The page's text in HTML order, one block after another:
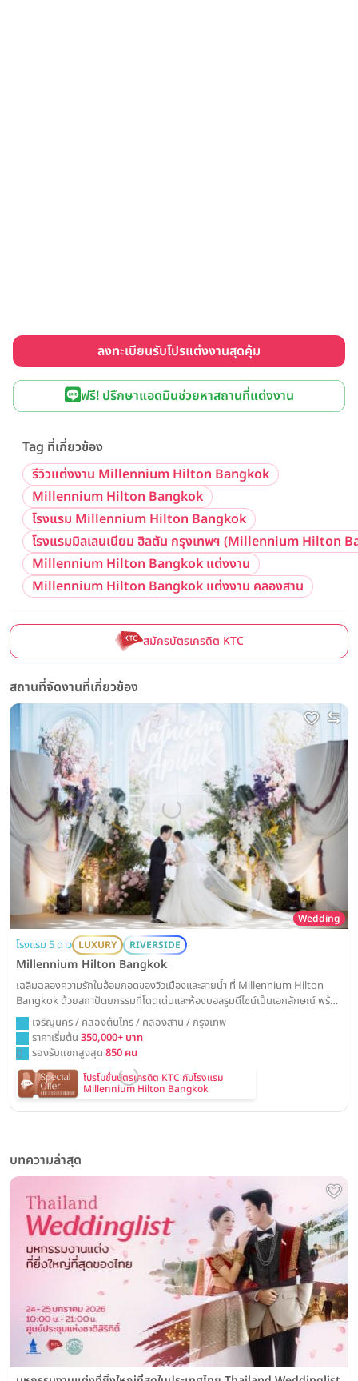
ลงทะเบียนรับโปรแต่งงานสุดคุ้ม
ฟรี! ปรึกษาแอดมินช่วยหาสถานที่แต่งงาน
Tag ที่เกี่ยวข้อง
รีวิวแต่งงาน Millennium Hilton Bangkok
Millennium Hilton Bangkok
โรงแรม Millennium Hilton Bangkok
โรงแรมมิลเลนเนียม ฮิลตัน กรุงเทพฯ (Millennium Hilton
Millennium Hilton Bangkok แต่งงาน
Millennium Hilton Bangkok แต่งงาน คลองสาน
สมัครบัตรเครดิต KTC
สถานที่จัดงานที่เกี่ยวข้อง
Wedding
โรงแรม 5 ดาว LUXURY RIVERSIDE
Millennium Hilton Bangkok
เฉลิมฉลองความรักในอ้อมกอดของวิวเมืองและสายน้ำ ที่ Millennium Hilton
Bangkok ด้วยสถาปัตยกรรมที่โดดเด่นและห้องบอลรูมดีไซน์เป็นเอกลักษณ์ พร้อม
มอบประสบการณ์งานวิวาห์ที่น่าตื่นตาตื่นใจและไม่มีใครเหมือน
เจริญนคร / คลองต้นไทร / คลองสาน / กรุงเทพ
ราคาเริ่มต้น 350,000+ บาท
รองรับแขกสูงสุด 850 คน
โปรโมชั่นบัตรเครดิต KTC กับโรงแรม
Millennium Hilton Bangkok
บทความล่าสุด